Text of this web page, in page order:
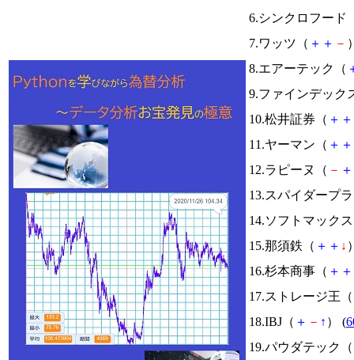
6.シンクロフード
7.ワッツ（ ＋ ＋ －
8.エアーテック（
9.ファインデック
10.松井証券（ ＋ ＋
11.ヤーマン（ ＋ ＋
12.ラピーヌ（ － ＋
13.スパイダープ
14.ソフトマック
15.那須鉄（ ＋ ＋ ↓
16.杉本商事（ ＋ ＋
17.ストレージ王（
18.IBJ（ ＋ － ↑ ） (
19.パウダテック（